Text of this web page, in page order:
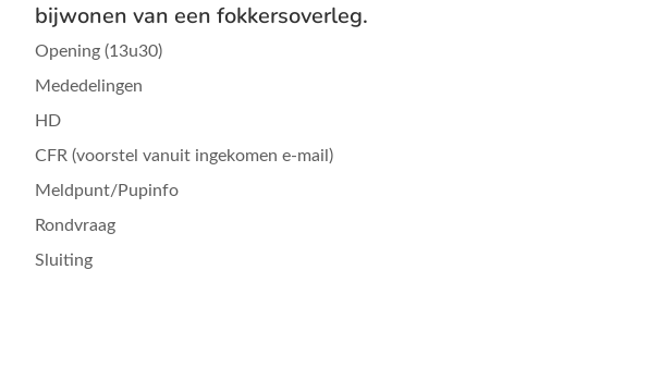
bijwonen van een fokkersoverleg.
Opening (13u30)
Mededelingen
HD
CFR (voorstel vanuit ingekomen e-mail)
Meldpunt/Pupinfo
Rondvraag
Sluiting